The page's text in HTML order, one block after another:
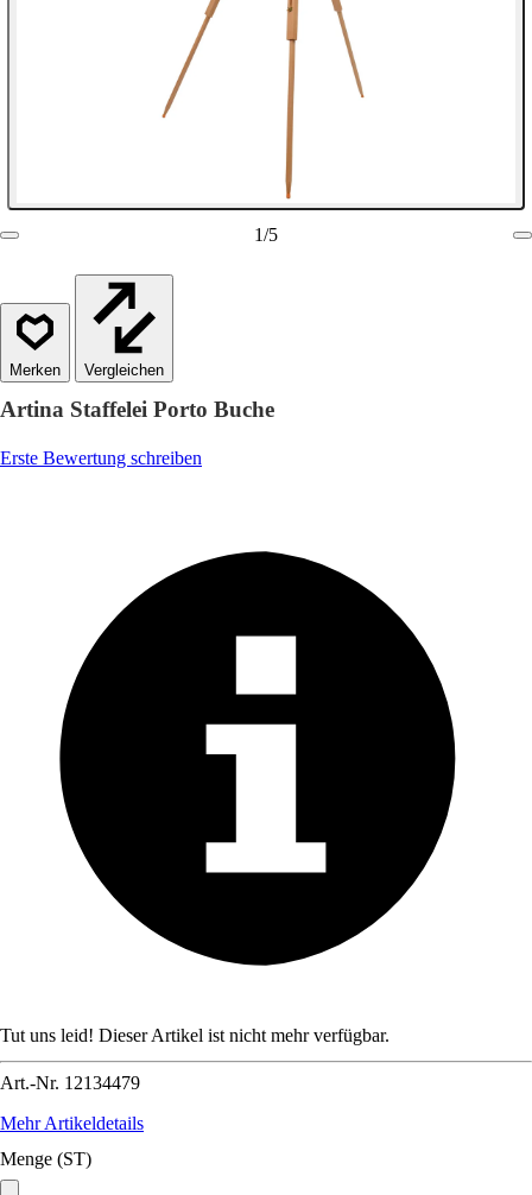
1/5
Vergleichen
Artina Staffelei Porto Buche
Erste Bewertung schreiben
Tut uns leid! Dieser Artikel ist nicht mehr verfügbar.
Art.-Nr. 12134479
Mehr Artikeldetails
Menge (ST)